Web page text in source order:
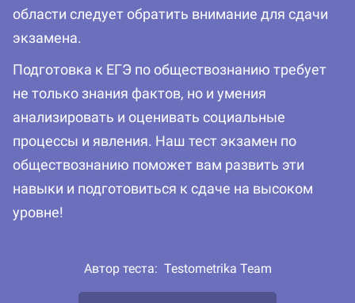
области следует обратить внимание для сдачи
экзамена.
Подготовка к ЕГЭ по обществознанию требует
не только знания фактов, но и умения
анализировать и оценивать социальные
процессы и явления. Наш тест экзамен по
обществознанию поможет вам развить эти
навыки и подготовиться к сдаче на высоком
уровне!
Автор теста: Testometrika Team